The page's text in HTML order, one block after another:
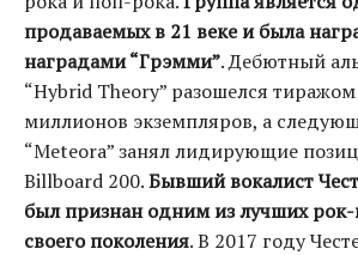
продаваемых в 21 веке и была
наградами “Грэмми”. Дебютный
“Hybrid Theory” разошелся
миллионов экземпляров, а
“Meteora” занял лидирующие
Billboard 200.Бывший вокалист
был признан одним из лучших рок-
своего поколения. В 2017 году